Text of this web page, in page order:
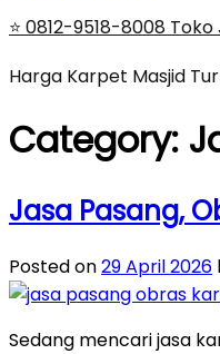
⭐ 0812-9518-8008
Harga Karpet Masjid
Category:
Jasa Pasang,
Posted on29 April 2026
Sedang mencari jasa